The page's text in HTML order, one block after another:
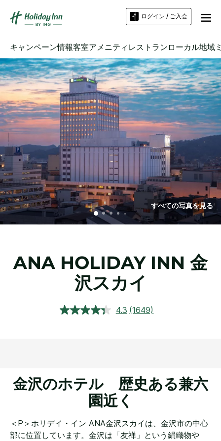
ログイン / ご入会
キャンペーン情報客室アメニティ レストラン ローカル地域
すべての写真を見る
ANA HOLIDAY INN 金
沢スカイ
4.3 レ
じ
ペ
ー
ン
ク。
(1649)
金沢のホテル 歴史ある兼六
園近く
＜P＞ホリデイ・イン ANA金沢スカイは、金沢市の中心
部に位置しています。金沢は「友禅」という絹織物や